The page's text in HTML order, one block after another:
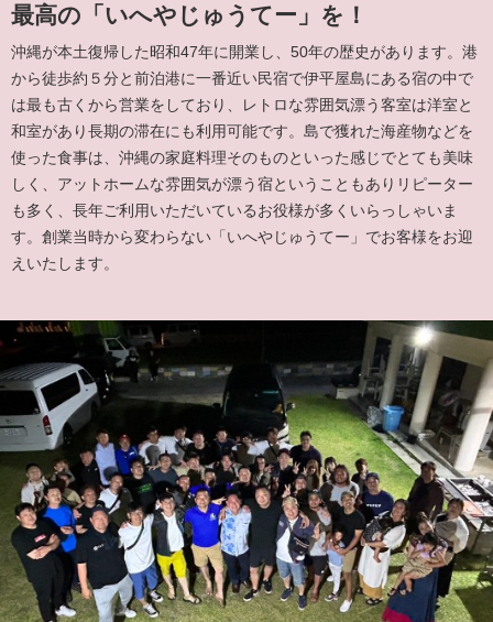
最高の「いへやじゅうてー」を！
沖縄が本土復帰した昭和47年に開業し、50年の歴史があります。港
から徒歩約５分と前泊港に一番近い民宿で伊平屋島にある宿の中で
は最も古くから営業をしており、レトロな雰囲気漂う客室は洋室と
和室があり長期の滞在にも利用可能です。島で獲れた海産物などを
使った食事は、沖縄の家庭料理そのものといった感じでとても美味
しく、アットホームな雰囲気が漂う宿ということもありリピーター
も多く、長年ご利用いただいているお役様が多くいらっしゃいま
す。創業当時から変わらない「いへやじゅうてー」でお客様をお迎
えいたします。